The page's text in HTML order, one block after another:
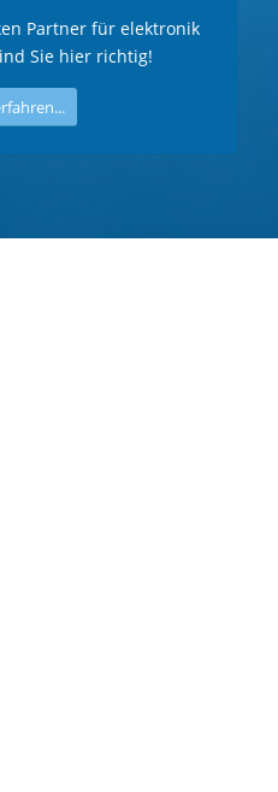
Partner für elektronik
Sie hier richtig!